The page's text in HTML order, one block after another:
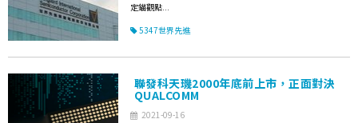
定錨觀點...
5347世界先進
聯發科天璣2000年底前上市，正面對決
QUALCOMM
2021-09-16